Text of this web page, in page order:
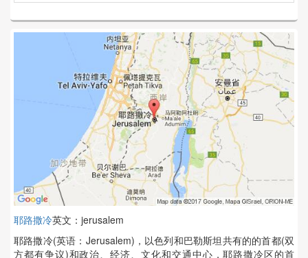
耶路撒冷英文：jerusalem
耶路撒冷(英语：Jerusalem)，以色列和巴勒斯坦共有的的首都(双
方都有争议)和政治、经济、文化和交通中心，耶路撒冷区的首